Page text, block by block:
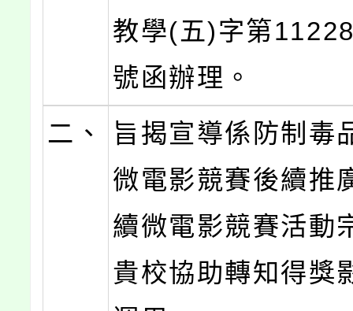
教學(五)字第
號函辦理。
二、
旨揭宣導係防制毒
微電影競賽後續推
續微電影競賽活動
貴校協助轉知得獎